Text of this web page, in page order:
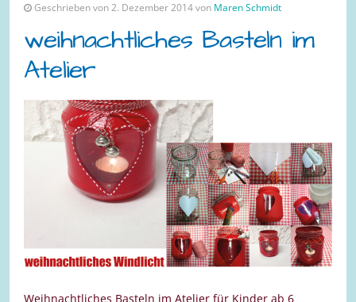
Geschrieben von 2. Dezember 2014 von Maren Schmidt
weihnachtliches Basteln im
Atelier
Weihnachtliches Basteln im Atelier für Kinder ab 6